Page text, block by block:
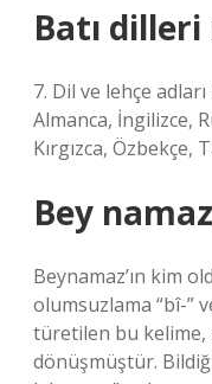
Batı dilleri
7. Dil ve lehçe
Almanca, İngilizce,
Kırgızca, Özbekçe,
Bey
Beynamaz’ın kim
olumsuzlama “bî-”
türetilen bu kelime,
dönüşmüştür.